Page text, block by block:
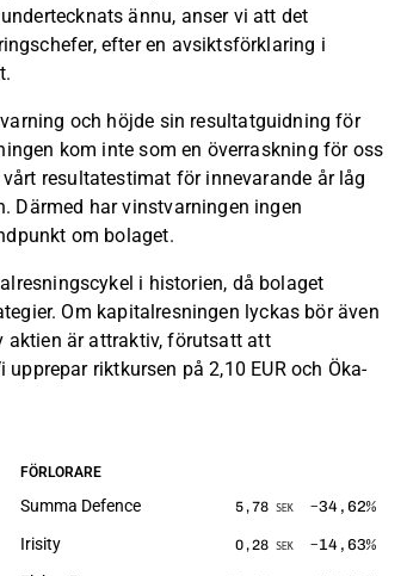
ännu, anser vi att det
efter en avsiktsförklaring i
och höjde sin resultatguidning för
kom inte som en överraskning för oss
resultatestimat för innevarande år låg
Därmed har vinstvarningen ingen
om bolaget.
i historien, då bolaget
Om kapitalresningen lyckas bör även
aktien är attraktiv, förutsatt att
riktkursen på 2,10 EUR och Öka-
FÖRLORARE
Summa Defence 5,78 SEK −34,62%
Irisity 0,28 SEK −14,63%